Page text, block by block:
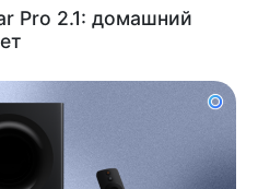
Pro 2.1: домашний